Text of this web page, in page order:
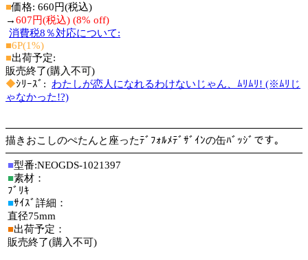
■価格: 660円(税込)
→607円(税込) (8% off)
消費税8％対応について:
■6P(1%)
■出荷予定:
販売終了(購入不可)
◆ｼﾘｰｽﾞ:
わたしが恋人になれるわけないじゃん、ﾑﾘﾑﾘ! (※ﾑﾘじ
ゃなかった!?)
描きおこしのぺたんと座ったﾃﾞﾌｫﾙﾒﾃﾞｻﾞｲﾝの缶ﾊﾞｯｼﾞです。
■型番:NEOGDS-1021397
■素材：
ﾌﾞﾘｷ
■ｻｲｽﾞ詳細：
直径75mm
■出荷予定：
販売終了(購入不可)